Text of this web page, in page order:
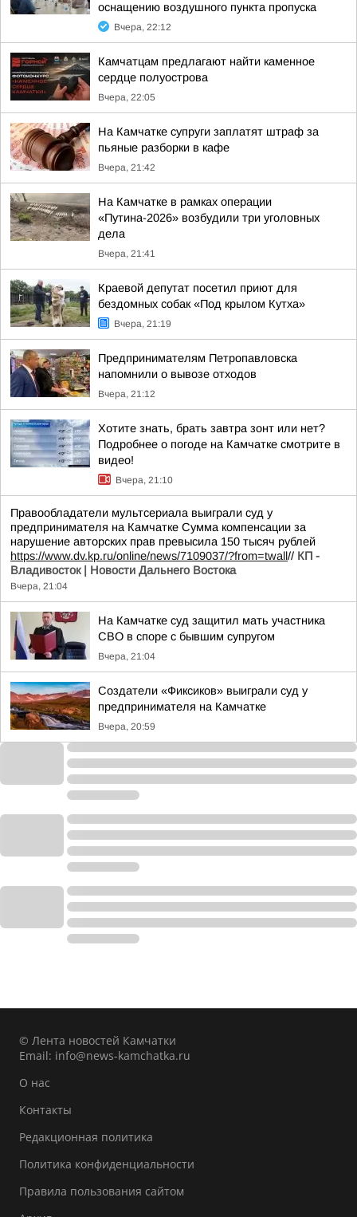
оснащению воздушного пункта пропуска
Вчера, 22:12
Камчатцам предлагают найти каменное
сердце полуострова
Вчера, 22:05
На Камчатке супруги заплатят штраф за
пьяные разборки в кафе
Вчера, 21:42
На Камчатке в рамках операции
«Путина-2026» возбудили три уголовных
дела
Вчера, 21:41
Краевой депутат посетил приют для
бездомных собак «Под крылом Кутха»
Вчера, 21:19
Предпринимателям Петропавловска
напомнили о вывозе отходов
Вчера, 21:12
Хотите знать, брать завтра зонт или нет?
Подробнее о погоде на Камчатке смотрите в
видео!
Вчера, 21:10
Правообладатели мультсериала выиграли суд у
предпринимателя на Камчатке Сумма компенсации за
нарушение авторских прав превысила 150 тысяч рублей
https://www.dv.kp.ru/online/news/7109037/?from=twall// КП -
Владивосток | Новости Дальнего Востока
Вчера, 21:04
На Камчатке суд защитил мать участника
СВО в споре с бывшим супругом
Вчера, 21:04
Создатели «Фиксиков» выиграли суд у
предпринимателя на Камчатке
Вчера, 20:59
© Лента новостей Камчатки
Email: info@news-kamchatka.ru
О нас
Контакты
Редакционная политика
Политика конфиденциальности
Правила пользования сайтом